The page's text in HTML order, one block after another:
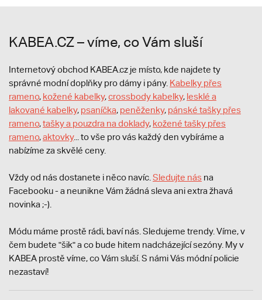
KABEA.CZ – víme, co Vám sluší
Internetový obchod KABEA.cz je místo, kde najdete ty
správné modní doplňky pro dámy i pány. Kabelky přes
rameno, kožené kabelky,crossbody kabelky, lesklé a
lakované kabelky, psaníčka, peněženky, pánské tašky přes
rameno,tašky a pouzdra na doklady, kožené tašky přes
rameno,aktovky... to vše pro vás každý den vybíráme a
nabízíme za skvělé ceny.
Vždy od nás dostanete i něco navíc. Sledujte nás na
Facebooku - a neunikne Vám žádná sleva ani extra žhavá
novinka ;-).
Módu máme prostě rádi, baví nás. Sledujeme trendy. Víme, v
čem budete "šik" a co bude hitem nadcházející sezóny. My v
KABEA prostě víme, co Vám sluší. S námi Vás módní policie
nezastaví!